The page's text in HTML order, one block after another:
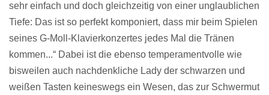
sehr einfach und doch gleichzeitig von einer unglaublichen
Tiefe: Das ist so perfekt komponiert, dass mir beim Spielen
seines G-Moll-Klavierkonzertes jedes Mal die Tränen
kommen...“ Dabei ist die ebenso temperamentvolle wie
bisweilen auch nachdenkliche Lady der schwarzen und
weißen Tasten keineswegs ein Wesen, das zur Schwermut